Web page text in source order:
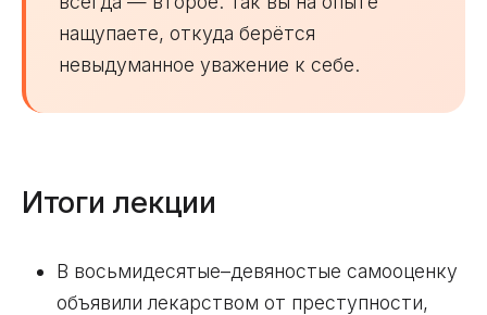
нащупаете, откуда берётся
невыдуманное уважение к себе.
Итоги лекции
В восьмидесятые–девяностые самооценку
объявили лекарством от преступности,